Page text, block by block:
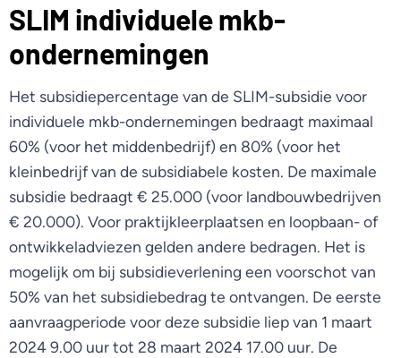
SLIM individuele mkb-
ondernemingen
Het subsidiepercentage van de SLIM-subsidie voor
individuele mkb-ondernemingen bedraagt maximaal
60% (voor het middenbedrijf) en 80% (voor het
kleinbedrijf van de subsidiabele kosten. De maximale
subsidie bedraagt € 25.000 (voor landbouwbedrijven
€ 20.000). Voor praktijkleerplaatsen en loopbaan- of
ontwikkeladviezen gelden andere bedragen. Het is
mogelijk om bij subsidieverlening een voorschot van
50% van het subsidiebedrag te ontvangen. De eerste
aanvraagperiode voor deze subsidie liep van 1 maart
2024 9.00 uur tot 28 maart 2024 17.00 uur. De